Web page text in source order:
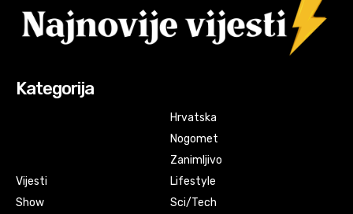
Kategorija
Vijesti
Show
Hrvatska
Nogomet
Zanimljivo
Lifestyle
Sci/Tech